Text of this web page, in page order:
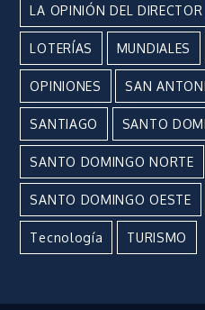
LA OPINIÓN DEL DIRECTOR
LOTERÍAS MUNDIALES
OPINIONES SAN
SANTIAGO SANTO
SANTO DOMINGO NORTE
SANTO DOMINGO OESTE
Tecnología TURISMO